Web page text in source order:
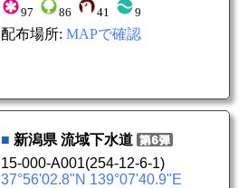
97 86 41 9
配布場所: MAPで確認
■ 新潟県 流域下水道
15-000-A001(254-12-6-1)
37°56'02.8"N 139°07'40.9"E